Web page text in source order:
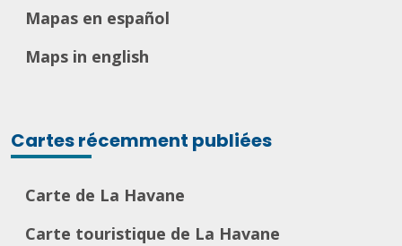
Mapas en español
Maps in english
Cartes récemment publiées
Carte de La Havane
Carte touristique de La Havane